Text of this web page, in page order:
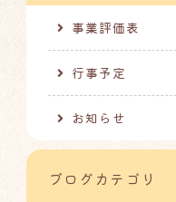
事業評価表
行事予定
お知らせ
ブログカテゴリ